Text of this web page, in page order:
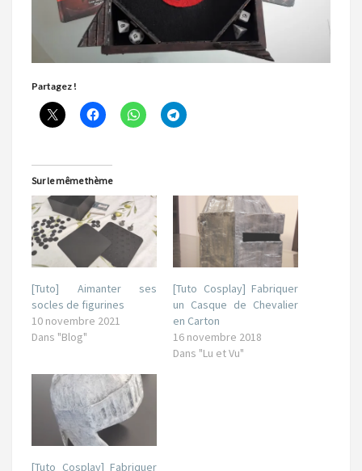
Partagez !
Sur le même thème
[Tuto] Aimanter ses
socles de figurines
10 novembre 2021
Dans "Blog"
[Tuto Cosplay] Fabriquer
un Casque de Chevalier
en Carton
16 novembre 2018
Dans "Lu et Vu"
[Tuto Cosplay] Fabriquer